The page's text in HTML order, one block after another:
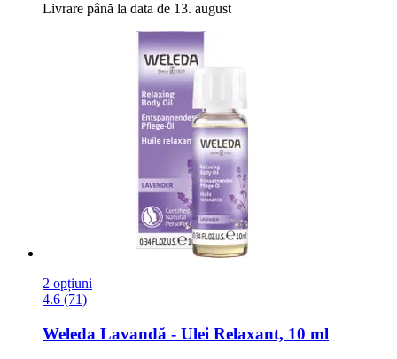
Livrare până la data de 13. august
2 opțiuni
4.6 (71)
Weleda Lavandă -​ Ulei Relaxant, 10 ml